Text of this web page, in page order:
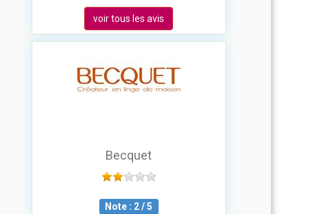
voir tous les avis
Becquet
Note : 2/5